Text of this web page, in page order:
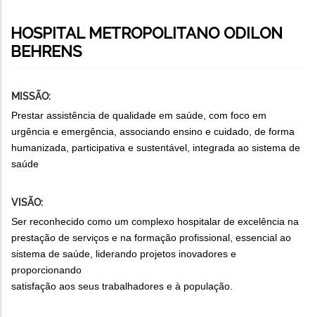
navegação
HOSPITAL METROPOLITANO ODILON
BEHRENS
MISSÃO:
Prestar assistência de qualidade em saúde, com foco em
urgência e emergência, associando ensino e cuidado, de forma
humanizada, participativa e sustentável, integrada ao sistema de
saúde
VISÃO:
Ser reconhecido como um complexo hospitalar de excelência na
prestação de serviços e na formação profissional, essencial ao
sistema de saúde, liderando projetos inovadores e
proporcionando
satisfação aos seus trabalhadores e à população.